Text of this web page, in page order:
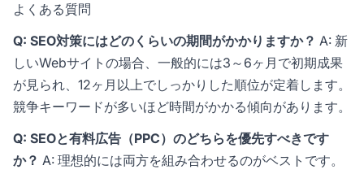
よくある質問
Q: SEO対策にはどのくらいの期間がかかりますか？ A: 新
しいWebサイトの場合、一般的には3～6ヶ月で初期成果
が見られ、12ヶ月以上でしっかりした順位が定着します。
競争キーワードが多いほど時間がかかる傾向があります。
Q: SEOと有料広告（PPC）のどちらを優先すべきです
か？ A: 理想的には両方を組み合わせるのがベストです。